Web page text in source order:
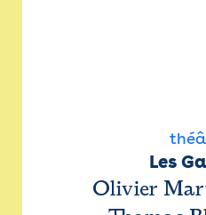
Les
Olivier